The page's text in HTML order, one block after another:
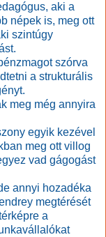
aki a
népek is, meg ott
szintúgy
szórva
a strukturális
meg még annyira
egyik kezével
meg ott villog
vad gágogást
annyi hozadéka
megtérését
a